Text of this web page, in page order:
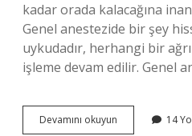
kadar orada kalacağına
Genel anestezide bir şey
uykudadır, herhangi bir
işleme devam edilir. Genel
Devamını okuyun Anestezide
Ruh
14